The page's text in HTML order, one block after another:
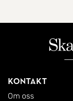
Kontakt
Om oss